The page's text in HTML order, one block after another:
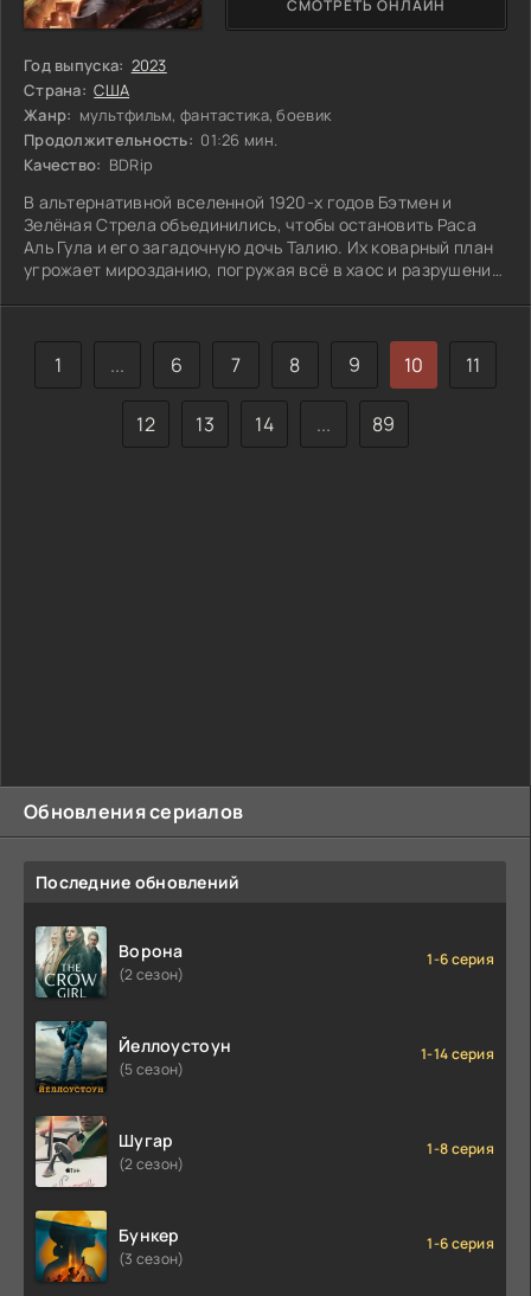
Год выпуска: 2023
Страна: США
Жанр: мультфильм, фантастика, боевик
Продолжительность: 01:26 мин.
Качество: BDRip
В альтернативной вселенной 1920-х годов Бэтмен и
Зелёная Стрела объединились, чтобы остановить Раса
Аль Гула и его загадочную дочь Талию. Их коварный план
угрожает мирозданию, погружая всё в хаос и разрушение.
врага, но и с собственными демонами. Каждое их
действие может стать решающим, а доверие между ними
испытывается на прочность. Противостояние с Аль Гулом
требует не только силы, но и изобретательности, ведь
СМОТРЕТЬ ОНЛАЙН
1 ... 6 7 8 9 10 11
12 13 14 ... 89
Обновления сериалов
Последние обновлений
Ворона
(2 сезон)
1-6 серия
Йеллоустоун
(5 сезон)
1-14 серия
Шугар
(2 сезон)
1-8 серия
Бункер
(3 сезон)
1-6 серия